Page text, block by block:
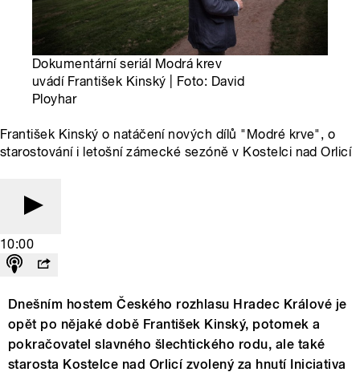
Dokumentární seriál Modrá krev
uvádí František Kinský | Foto: David
Ployhar
František Kinský o natáčení nových dílů "Modré krve", o
starostování i letošní zámecké sezóně v Kostelci nad Orlicí
10:00
Dnešním hostem Českého rozhlasu Hradec Králové je
opět po nějaké době František Kinský, potomek a
pokračovatel slavného šlechtického rodu, ale také
starosta Kostelce nad Orlicí zvolený za hnutí Iniciativa